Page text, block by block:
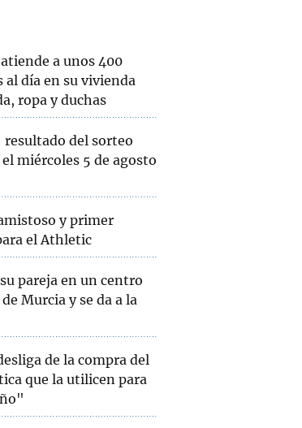
a unos 400
al día en su vivienda
ropa y duchas
del sorteo
miércoles 5 de agosto
y primer
el Athletic
pareja en un centro
Murcia y se da a la
de la compra del
que la utilicen para